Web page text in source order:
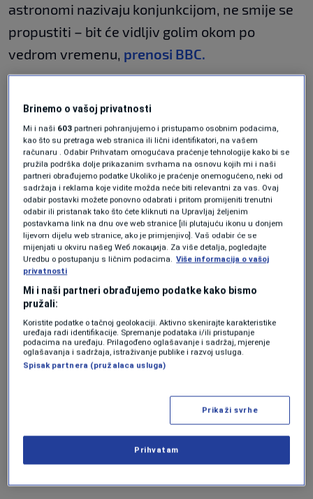
astronomi nazivaju konjunkcijom, ne smije se
propustiti – bit će vidljiv golim okom po
vedrom vremenu, prenosi BBC.
Slovenački restorani Baščaršija
zaradili 8,5 miliona eura, jedan
zapošljava 120 radnika
EKONOMIJA|9. jun.
Lanac od 1.050 supermarket uvodi
novo pravilo od 30,5 KM
EKONOMIJA|9. jun.
Zemljotres kakav nije viđen 150
godina potresao englesku
reprezentaciju
Kamere zabilježile šta je baka
šoku nakon zemljotresa jačine 7,8
stepeni
SVIJET|9. jun.
a Jupiter je odmah iza nje po sjaju. Stoga nam
ne treba ni teleskop ni dvogled da bismo ih
vidjeli u svemiru, već ih možemo posmatrati
Brinemo o vašoj privatnosti
Mi i naši 603 partneri pohranjujemo i pristupamo osobnim podacima,
kao što su pretraga web stranica ili lični identifikatori, na vašem
računaru . Odabir Prihvatam omogućava praćenje tehnologije kako bi se
pružila podrška dolje prikazanim svrhama na osnovu kojih mi i naši
partneri obrađujemo podatke Ukoliko je praćenje onemogućeno, neki od
sadržaja i reklama koje vidite možda neće biti relevantni za vas. Ovaj
odabir postavki možete ponovno odabrati i pritom promijeniti trenutni
odabir ili pristanak tako što ćete kliknuti na Upravljaj željenim
postavkama link na dnu ove web stranice [ili plutajuću ikonu u donjem
lijevom dijelu web stranice, ako je primjenjivo]. Vaš odabir će se
mijenjati u okviru našeg Wеб локација. Za više detalja, pogledajte
Uredbu o postupanju s ličnim podacima. Više informacija o vašoj
privatnosti
Mi i naši partneri obrađujemo podatke kako bismo
pružali:
Koristite podatke o tačnoj geolokaciji. Aktivno skenirajte karakteristike
uređaja radi identifikacije. Spremanje podataka i/ili pristupanje
podacima na uređaju. Prilagođeno oglašavanje i sadržaj, mjerenje
oglašavanja i sadržaja, istraživanje publike i razvoj usluga.
Spisak partnera (pružalaca usluga)
Prikaži svrhe
Prihvatam